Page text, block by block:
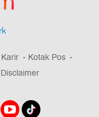
Karir
Kotak Pos
Disclaimer